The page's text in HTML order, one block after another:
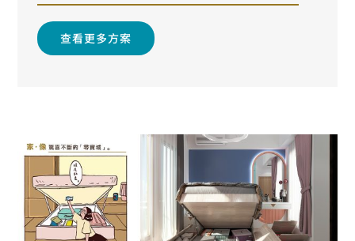
查看更多方案